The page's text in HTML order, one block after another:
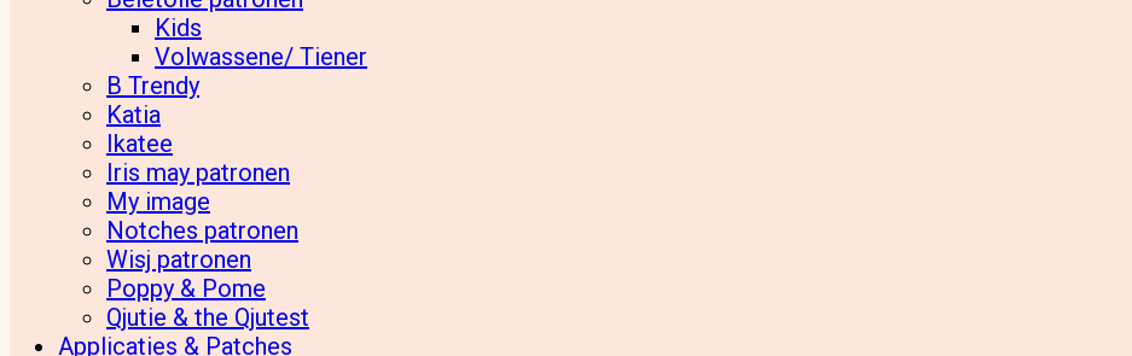
Kids
Volwassene/ Tiener
B Trendy
Katia
Ikatee
Iris may patronen
My image
Notches patronen
Wisj patronen
Poppy & Pome
Qjutie & the Qjutest
Applicaties & Patches